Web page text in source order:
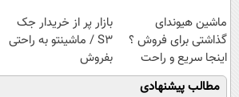
ماشین هیوندای
گذاشتی برای فروش ؟
اینجا سریع و راحت
بفروش
بازار پر از خریدار جک
S3 / ماشینتو به راحتی
بفروش
مطالب پیشنهادی